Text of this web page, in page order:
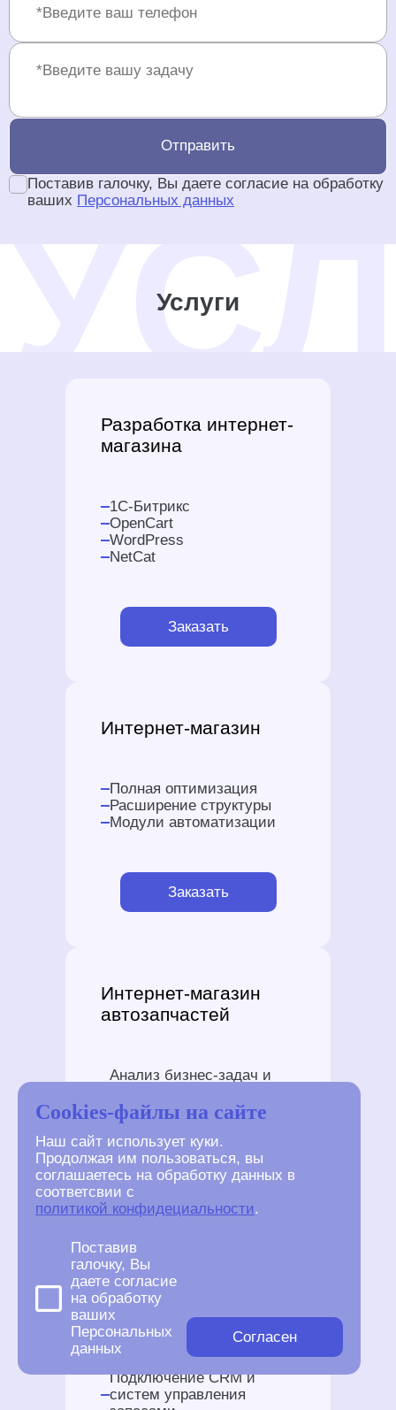
Отправить
Поставив галочку, Вы даете согласие на обработку
ваших Персональных данных
Услуги
Разработка интернет-
магазина
1C-Битрикс
OpenCart
WordPress
NetCat
Заказать
Интернет-магазин
Полная оптимизация
Расширение структуры
Модули автоматизации
Заказать
Интернет-магазин
автозапчастей
Анализ бизнес-задач и
Разработка технического
задания
Создание прототипа
интернет-магазина
Дизайн интерфейса и
адаптивная верстка
Разработка каталога
Интеграция поиска по
VIN-коду и параметрам
авто
Настройка фильтров по
категориям и
характеристикам
Интеграция с системами
оплаты и доставки
Подключение CRM и
систем управления
Cookies-файлы на сайте
Наш сайт использует куки.
Продолжая им пользоваться, вы
соглашаетесь на обработку данных в
соответсвии с
политикой конфидециальности.
Поставив
галочку, Вы
даете согласие
на обработку
ваших
Персональных
данных
Согласен